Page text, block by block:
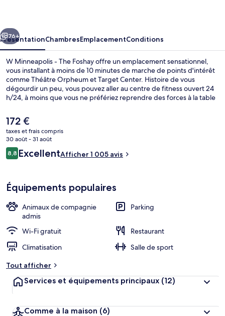
Foshay
Suivant
76+
PrésentationChambresEmplacementConditions
W Minneapolis - The Foshay offre un emplacement sensationnel,
vous installant à moins de 10 minutes de marche de points d'intérêt
comme Théâtre Orpheum et Target Center. Histoire de vous
dégourdir un peu, vous pouvez aller au centre de fitness ouvert 24
h/24, à moins que vous ne préfériez reprendre des forces à la table
petit déjeuner, le déjeuner et le dîner et vous régale de ses
spécialités Cuisine américaine. Cet hôtel de luxe se trouve
également à moins de 15 minutes à pied de Target Field (stade de
base-ball) et de Minneapolis Convention Center. Le personnel
attentionné et l'élégant bar remportent un vif succès auprès des
autres voyageurs. L'hébergement se situe à une très courte distance
Le
prix
actuel
est
de
172 €
taxes et frais compris
30 août - 31 août
Avis
voyageurs
8,88,8 sur 10
ExcellentAfficher 1 005 avis
Équipements populaires
Animaux de compagnie
admis
Parking
Wi-Fi gratuit
Restaurant
Climatisation
Salle de sport
Tout afficher
Services et équipements principaux (12)
Comme à la maison (6)